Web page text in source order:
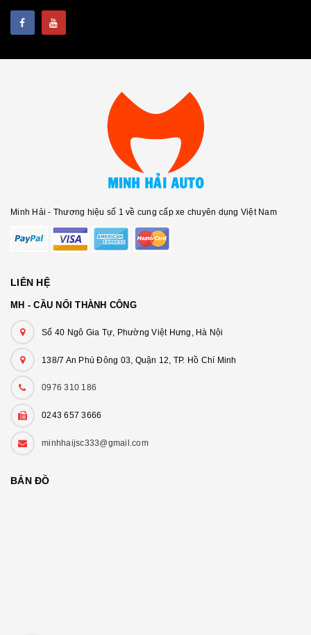
Minh Hải - Thương hiệu số 1 về cung cấp xe chuyên dụng Việt Nam
LIÊN HỆ
MH - CẦU NỐI THÀNH CÔNG
Số 40 Ngô Gia Tự, Phường Việt Hưng, Hà Nội
138/7 An Phú Đông 03, Quận 12, TP. Hồ Chí Minh
0976 310 186
0243 657 3666
minhhaijsc333@gmail.com
BẢN ĐỒ